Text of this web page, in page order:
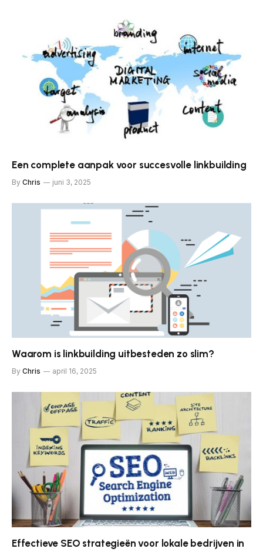
Een complete aanpak voor succesvolle linkbuilding
By Chris juni 3, 2025
Waarom is linkbuilding uitbesteden zo slim?
By Chris april 16, 2025
Effectieve SEO strategieën voor lokale bedrijven in